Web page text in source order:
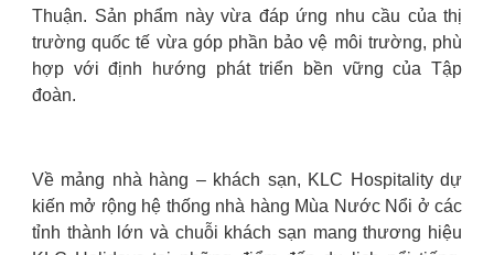
Thuận. Sản phẩm này vừa đáp ứng nhu cầu của thị
trường quốc tế vừa góp phần bảo vệ môi trường, phù
hợp với định hướng phát triển bền vững của Tập
đoàn.
Về mảng nhà hàng – khách sạn, KLC Hospitality dự
kiến mở rộng hệ thống nhà hàng Mùa Nước Nổi ở các
tỉnh thành lớn và chuỗi khách sạn mang thương hiệu